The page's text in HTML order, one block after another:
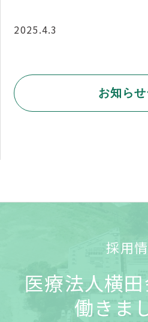
2025.4.3
お知ら
採用
医療法人横
働きま